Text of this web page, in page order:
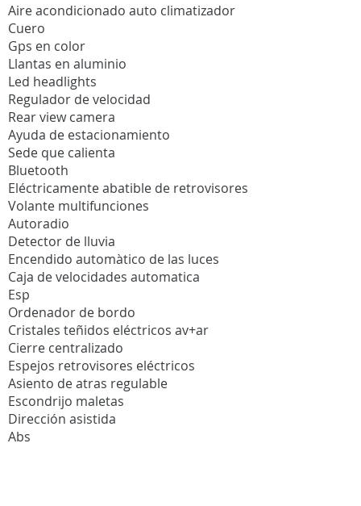
Aire acondicionado auto climatizador
Cuero
Gps en color
Llantas en aluminio
Led headlights
Regulador de velocidad
Rear view camera
Ayuda de estacionamiento
Sede que calienta
Bluetooth
Eléctricamente abatible de retrovisores
Volante multifunciones
Autoradio
Detector de lluvia
Encendido automàtico de las luces
Caja de velocidades automatica
Esp
Ordenador de bordo
Cristales teñidos eléctricos av+ar
Cierre centralizado
Espejos retrovisores eléctricos
Asiento de atras regulable
Escondrijo maletas
Dirección asistida
Abs